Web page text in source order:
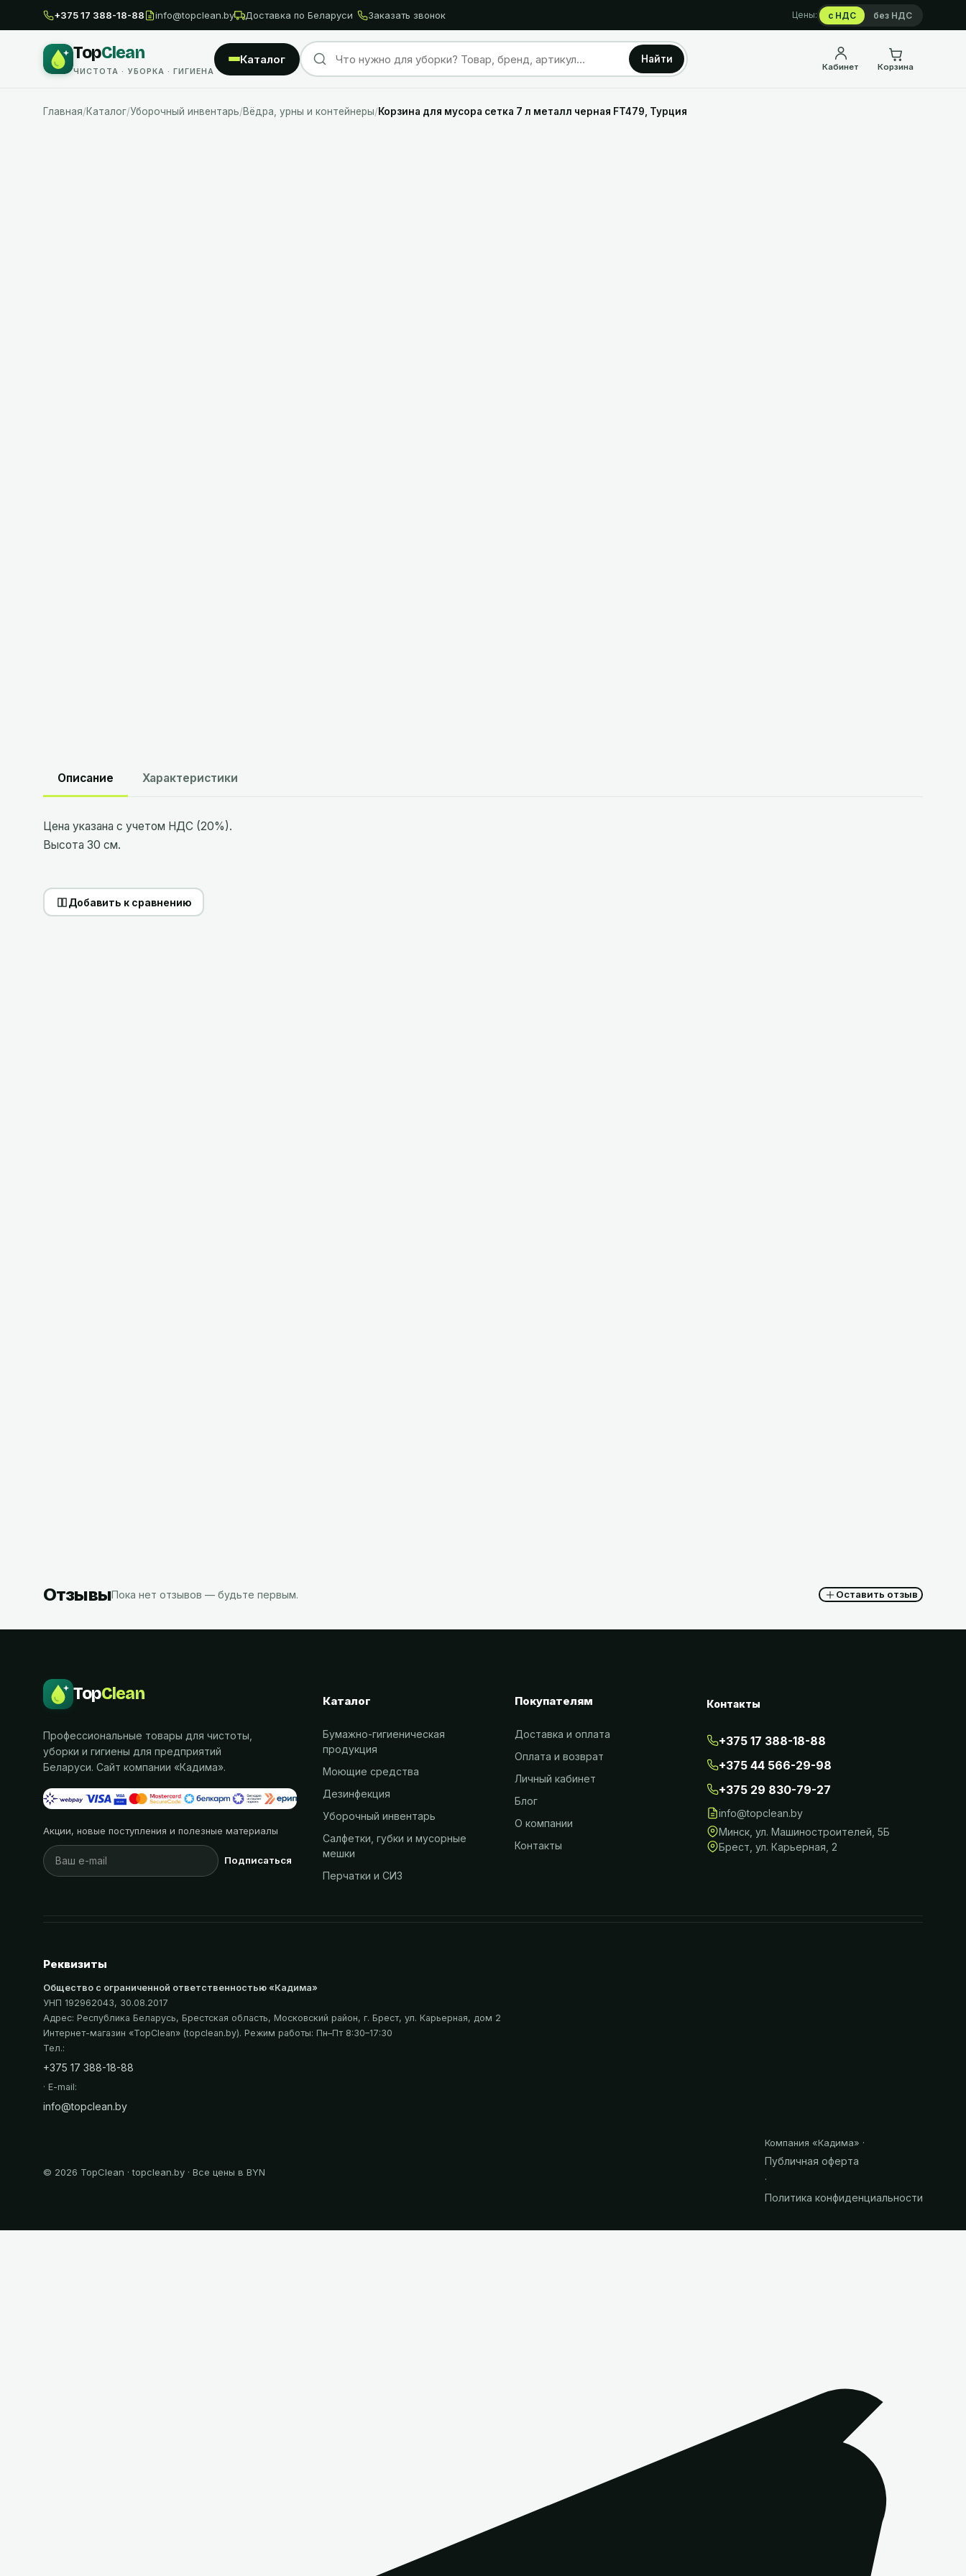
+375 17 388-18-88 info@topclean.by Доставка по Беларуси Заказать звонок Цены: с НДС без НДС
TopClean
ЧИСТОТА · УБОРКА · ГИГИЕНА
Каталог Найти
Кабинет Корзина
Главная/Каталог/Уборочный инвентарь/Вёдра, урны и контейнеры/Корзина для мусора сетка 7 л металл черная FT479, Турция
Описание Характеристики
Цена указана с учетом НДС (20%).
Высота 30 см.
Добавить к сравнению
ОтзывыПока нет отзывов — будьте первым. Оставить отзыв
TopClean
Профессиональные товары для чистоты,
уборки и гигиены для предприятий
Беларуси. Сайт компании «Кадима».
Акции, новые поступления и полезные материалы
Подписаться
Каталог
Бумажно-гигиеническая
продукция
Моющие средства
Дезинфекция
Уборочный инвентарь
Салфетки, губки и мусорные
мешки
Перчатки и СИЗ
Покупателям
Доставка и оплата
Оплата и возврат
Личный кабинет
Блог
О компании
Контакты
Контакты
+375 17 388-18-88
+375 44 566-29-98
+375 29 830-79-27
info@topclean.by
Минск ,ул. Машиностроителей, 5Б
Брест ,ул. Карьерная, 2
Реквизиты
Общество с ограниченной ответственностью «Кадима»
УНП 192962043, 30.08.2017
Адрес: Республика Беларусь, Брестская область, Московский район, г. Брест, ул. Карьерная, дом 2
Интернет-магазин «TopClean» (topclean.by). Режим работы: Пн–Пт 8:30–17:30
Тел.:
+375 17 388-18-88
· E-mail:
info@topclean.by
© 2026 TopClean · topclean.by · Все цены в BYN
Компания «Кадима» ·
Публичная оферта
·
Политика конфиденциальности